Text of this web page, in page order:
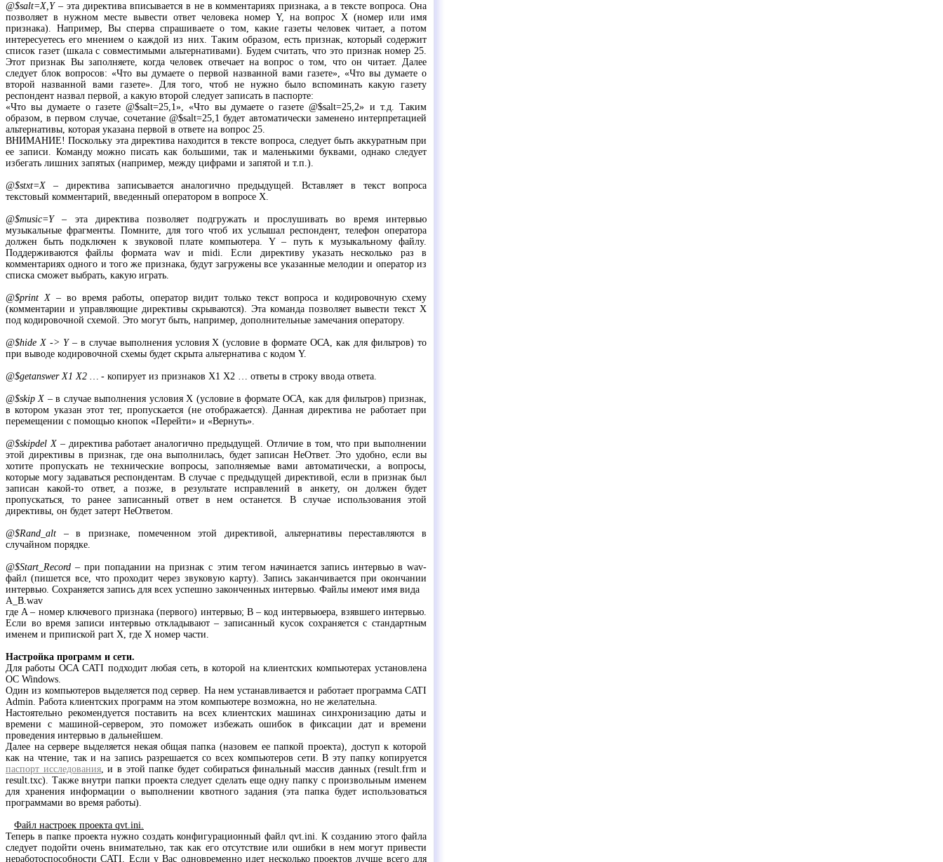
@$salt=X,Y– эта директива вписывается в не в комментариях признака, а в тексте вопроса. Она
позволяет в нужном месте вывести ответ человека номер Y, на вопрос X (номер или имя
признака). Например, Вы сперва спрашиваете о том, какие газеты человек читает, а потом
интересуетесь его мнением о каждой из них. Таким образом, есть признак, который содержит
список газет (шкала с совместимыми альтернативами). Будем считать, что это признак номер 25.
Этот признак Вы заполняете, когда человек отвечает на вопрос о том, что он читает. Далее
следует блок вопросов: «Что вы думаете о первой названной вами газете», «Что вы думаете о
второй названной вами газете». Для того, чтоб не нужно было вспоминать какую газету
респондент назвал первой, а какую второй следует записать в паспорте:
«Что вы думаете о газете @$salt=25,1», «Что вы думаете о газете @$salt=25,2» и т.д. Таким
образом, в первом случае, сочетание @$salt=25,1 будет автоматически заменено интерпретацией
альтернативы, которая указана первой в ответе на вопрос 25.
ВНИМАНИЕ! Поскольку эта директива находится в тексте вопроса, следует быть аккуратным при
ее записи. Команду можно писать как большими, так и маленькими буквами, однако следует
избегать лишних запятых (например, между цифрами и запятой и т.п.).
@$stxt=X – директива записывается аналогично предыдущей. Вставляет в текст вопроса
текстовый комментарий, введенный оператором в вопросе X.
@$music=Y– эта директива позволяет подгружать и прослушивать во время интервью
музыкальные фрагменты. Помните, для того чтоб их услышал респондент, телефон оператора
должен быть подключен к звуковой плате компьютера. Y – путь к музыкальному файлу.
Поддерживаются файлы формата wav и midi. Если директиву указать несколько раз в
комментариях одного и того же признака, будут загружены все указанные мелодии и оператор из
списка сможет выбрать, какую играть.
@$print X– во время работы, оператор видит только текст вопроса и кодировочную схему
(комментарии и управляющие директивы скрываются). Эта команда позволяет вывести текст Х
под кодировочной схемой. Это могут быть, например, дополнительные замечания оператору.
@$hide X -> Y– в случае выполнения условия Х (условие в формате ОСА, как для фильтров) то
при выводе кодировочной схемы будет скрыта альтернатива с кодом Y.
@$getanswer X1 X2 … - копирует из признаков X1 X2 … ответы в строку ввода ответа.
@$skip X – в случае выполнения условия Х (условие в формате ОСА, как для фильтров) признак,
в котором указан этот тег, пропускается (не отображается). Данная директива не работает при
перемещении с помощью кнопок «Перейти» и «Вернуть».
@$skipdel X– директива работает аналогично предыдущей. Отличие в том, что при выполнении
этой директивы в признак, где она выполнилась, будет записан НеОтвет. Это удобно, если вы
хотите пропускать не технические вопросы, заполняемые вами автоматически, а вопросы,
которые могу задаваться респондентам. В случае с предыдущей директивой, если в признак был
записан какой-то ответ, а позже, в результате исправлений в анкету, он должен будет
пропускаться, то ранее записанный ответ в нем останется. В случае использования этой
директивы, он будет затерт НеОтветом.
@$Rand_alt – в признаке, помеченном этой директивой, альтернативы переставляются в
случайном порядке.
@$Start_Record – при попадании на признак с этим тегом начинается запись интервью в wav-
файл (пишется все, что проходит через звуковую карту). Запись заканчивается при окончании
интервью. Сохраняется запись для всех успешно законченных интервью. Файлы имеют имя вида
A_B.wav
где A – номер ключевого признака (первого) интервью; B – код интервьюера, взявшего интервью.
Если во время записи интервью откладывают – записанный кусок сохраняется с стандартным
именем и припиской part X, где X номер части.
Настройка программ и сети.
Для работы OCA CATI подходит любая сеть, в которой на клиентских компьютерах установлена
ОС Windows.
Один из компьютеров выделяется под сервер. На нем устанавливается и работает программа CATI
Admin. Работа клиентских программ на этом компьютере возможна, но не желательна.
Настоятельно рекомендуется поставить на всех клиентских машинах синхронизацию даты и
времени с машиной-сервером, это поможет избежать ошибок в фиксации дат и времени
проведения интервью в дальнейшем.
Далее на сервере выделяется некая общая папка (назовем ее папкой проекта), доступ к которой
как на чтение, так и на запись разрешается со всех компьютеров сети. В эту папку копируется
паспорт исследования, и в этой папке будет собираться финальный массив данных (result.frm и
result.txc). Также внутри папки проекта следует сделать еще одну папку с произвольным именем
для хранения информации о выполнении квотного задания (эта папка будет использоваться
программами во время работы).
Файл настроек проекта qvt.ini.
Теперь в папке проекта нужно создать конфигурационный файл qvt.ini. К созданию этого файла
следует подойти очень внимательно, так как его отсутствие или ошибки в нем могут привести
неработоспособности CATI. Если у Вас одновременно идет несколько проектов лучше всего для